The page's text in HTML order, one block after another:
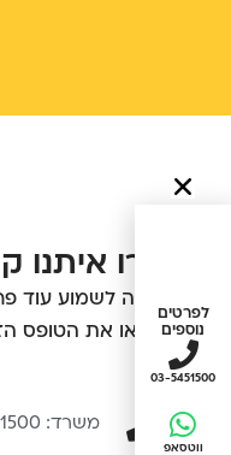
צרו איתנו
רוצה לשמוע עוד
מלאו את הטופס
משרד: 03-5451500
לפרטים
נוספים
03-5451500
ווטסאפ